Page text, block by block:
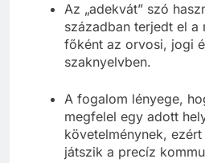
Az „adekvát” szó
században terjedt el a
főként az orvosi, jogi
szaknyelvben.
A fogalom lényege,
megfelel egy adott
követelménynek,
játszik a precíz